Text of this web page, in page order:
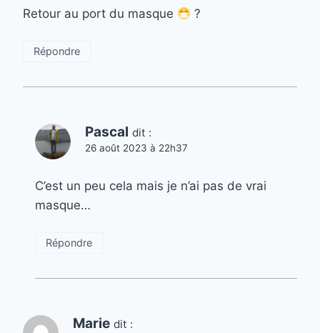
Retour au port du masque ?
Répondre
Pascal dit :
26 août 2023 à 22h37
C’est un peu cela mais je n’ai pas de vrai
masque…
Répondre
Marie dit :